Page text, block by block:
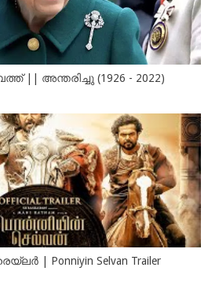
|| അന്തരിച്ചു (1926 - 2022)
| Ponniyin Selvan Trailer